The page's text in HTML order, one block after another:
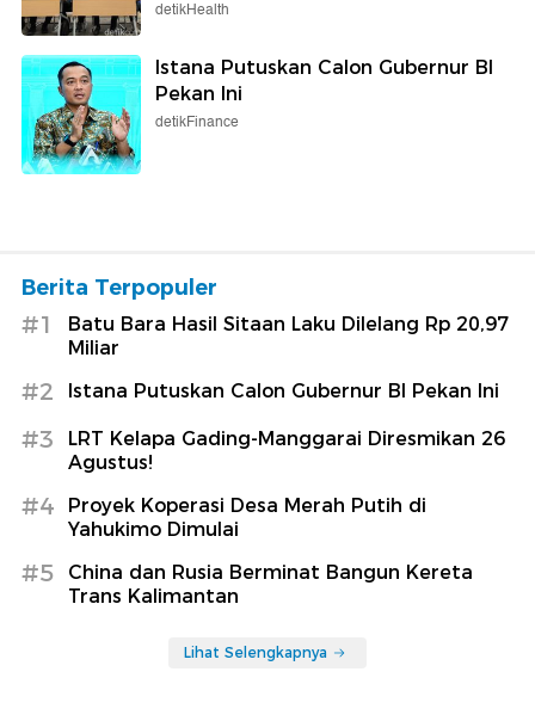
detikHealth
Istana Putuskan Calon Gubernur BI
Pekan Ini
detikFinance
Berita Terpopuler
#1
Batu Bara Hasil Sitaan Laku Dilelang Rp 20,97
Miliar
#2 Istana Putuskan Calon Gubernur BI Pekan Ini
#3
LRT Kelapa Gading-Manggarai Diresmikan 26
Agustus!
#4
Proyek Koperasi Desa Merah Putih di
Yahukimo Dimulai
#5
China dan Rusia Berminat Bangun Kereta
Trans Kalimantan
Lihat Selengkapnya